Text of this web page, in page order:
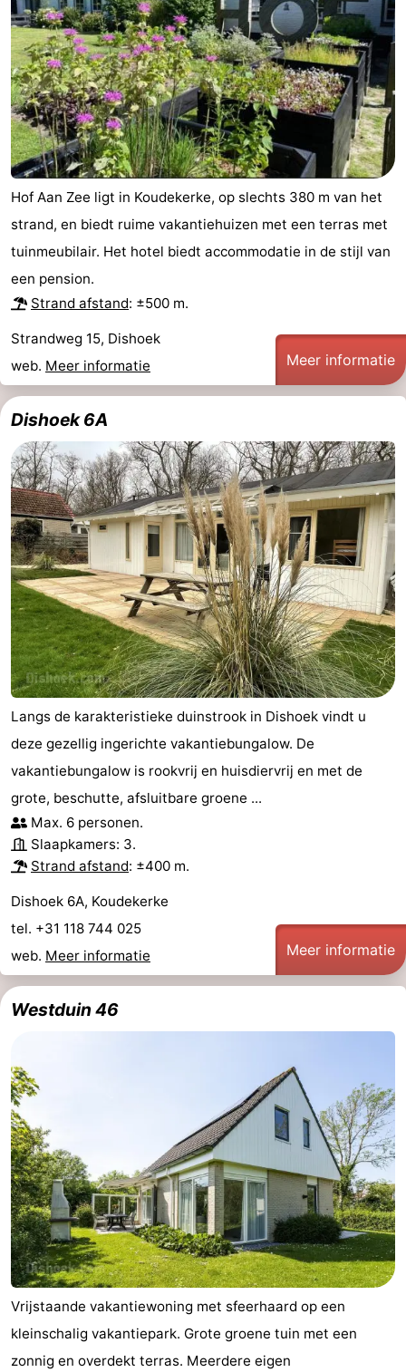
Hof Aan Zee ligt in Koudekerke, op slechts 380 m van het
strand, en biedt ruime vakantiehuizen met een terras met
tuinmeubilair. Het hotel biedt accommodatie in de stijl van
een pension.
Strand afstand: ±500 m.
Strandweg 15, Dishoek
web. Meer informatie Meer informatie
Dishoek 6A
Langs de karakteristieke duinstrook in Dishoek vindt u
deze gezellig ingerichte vakantiebungalow. De
vakantiebungalow is rookvrij en huisdiervrij en met de
grote, beschutte, afsluitbare groene ...
Max. 6 personen.
Slaapkamers: 3.
Strand afstand: ±400 m.
Dishoek 6A, Koudekerke
tel. +31 118 744 025
web. Meer informatie Meer informatie
Westduin 46
Vrijstaande vakantiewoning met sfeerhaard op een
kleinschalig vakantiepark. Grote groene tuin met een
zonnig en overdekt terras. Meerdere eigen